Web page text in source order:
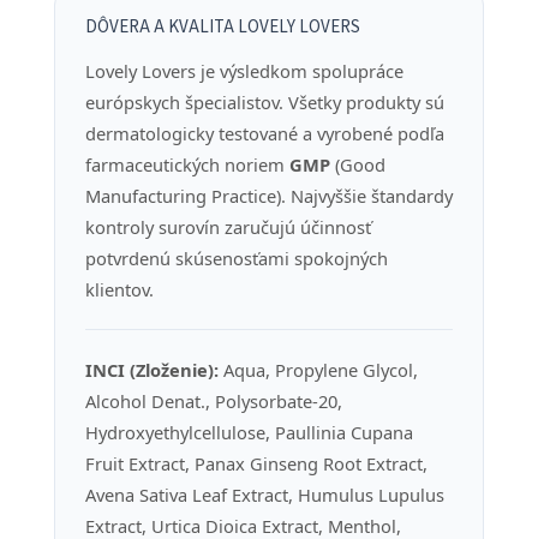
DÔVERA A KVALITA LOVELY LOVERS
Lovely Lovers je výsledkom spolupráce
európskych špecialistov. Všetky produkty sú
dermatologicky testované a vyrobené podľa
farmaceutických noriem GMP (Good
Manufacturing Practice). Najvyššie štandardy
kontroly surovín zaručujú účinnosť
potvrdenú skúsenosťami spokojných
klientov.
INCI (Zloženie): Aqua, Propylene Glycol,
Alcohol Denat., Polysorbate-20,
Hydroxyethylcellulose, Paullinia Cupana
Fruit Extract, Panax Ginseng Root Extract,
Avena Sativa Leaf Extract, Humulus Lupulus
Extract, Urtica Dioica Extract, Menthol,